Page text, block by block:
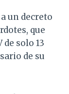
un decreto
que
solo 13
de su